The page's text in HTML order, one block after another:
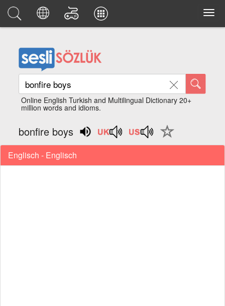
Online English Turkish and Multilingual Dictionary 20+
million words and idioms.
bonfire boys
Englisch - Englisch